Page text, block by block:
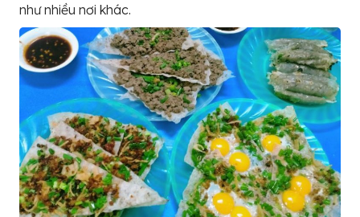
như nhiều nơi khác.